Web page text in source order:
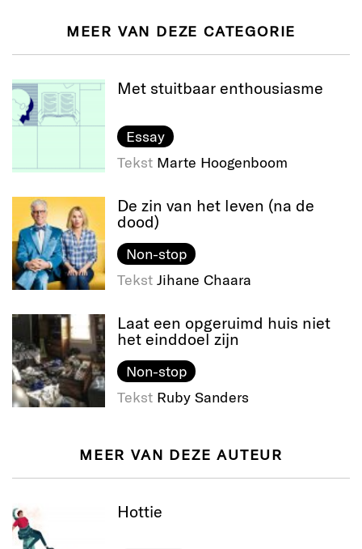
MEER VAN DEZE CATEGORIE
Met stuitbaar enthousiasme
Essay
Tekst Marte Hoogenboom
De zin van het leven (na de
dood)
Non-stop
Tekst Jihane Chaara
Laat een opgeruimd huis niet
het einddoel zijn
Non-stop
Tekst Ruby Sanders
MEER VAN DEZE AUTEUR
Hottie